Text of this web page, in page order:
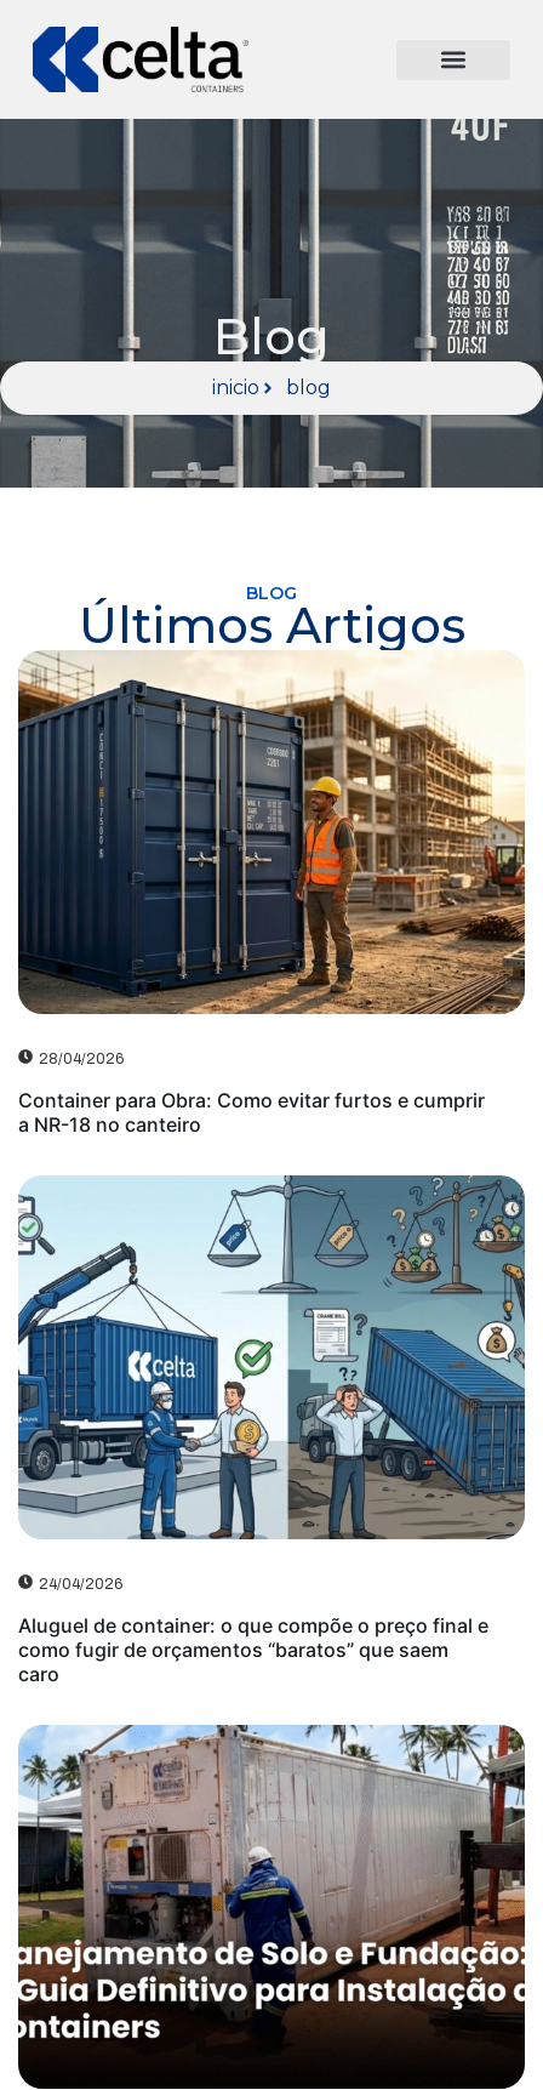
Blog
inicio blog
BLOG
Últimos Artigos
28/04/2026
Container para Obra: Como evitar furtos e cumprir
a NR-18 no canteiro
24/04/2026
Aluguel de container: o que compõe o preço final e
como fugir de orçamentos “baratos” que saem
caro